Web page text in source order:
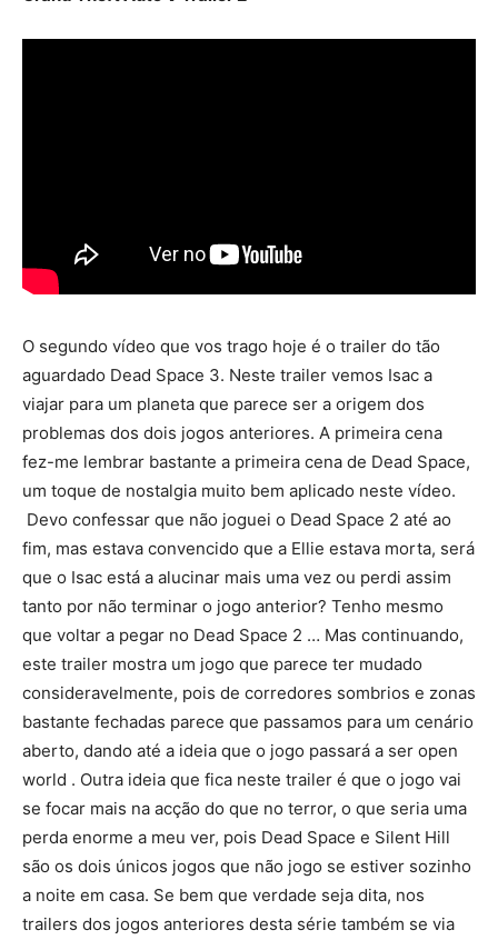
O segundo vídeo que vos trago hoje é o trailer do tão
aguardado Dead Space 3. Neste trailer vemos Isac a
viajar para um planeta que parece ser a origem dos
problemas dos dois jogos anteriores. A primeira cena
fez-me lembrar bastante a primeira cena de Dead Space,
um toque de nostalgia muito bem aplicado neste vídeo.
Devo confessar que não joguei o Dead Space 2 até ao
fim, mas estava convencido que a Ellie estava morta, será
que o Isac está a alucinar mais uma vez ou perdi assim
tanto por não terminar o jogo anterior? Tenho mesmo
que voltar a pegar no Dead Space 2 … Mas continuando,
este trailer mostra um jogo que parece ter mudado
consideravelmente, pois de corredores sombrios e zonas
bastante fechadas parece que passamos para um cenário
aberto, dando até a ideia que o jogo passará a ser open
world . Outra ideia que fica neste trailer é que o jogo vai
se focar mais na acção do que no terror, o que seria uma
perda enorme a meu ver, pois Dead Space e Silent Hill
são os dois únicos jogos que não jogo se estiver sozinho
a noite em casa. Se bem que verdade seja dita, nos
trailers dos jogos anteriores desta série também se via